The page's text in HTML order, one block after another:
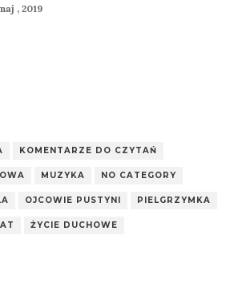
, 2019
KOMENTARZE DO CZYTAŃ
MUZYKA NO CATEGORY
OJCOWIE PUSTYNI PIELGRZYMKA
ŻYCIE DUCHOWE